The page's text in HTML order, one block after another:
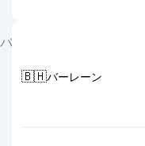
バ
🇧🇭バーレーン